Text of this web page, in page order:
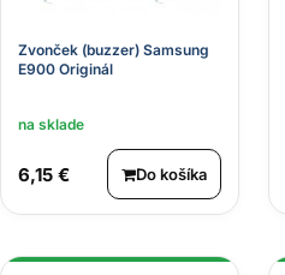
Zvonček (buzzer) Samsung
E900 Originál
na sklade
6,15 € Do košíka